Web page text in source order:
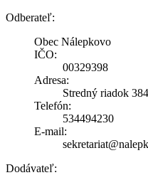
Odberateľ:
Obec Nálepkovo
IČO:
00329398
Adresa:
Stredný riadok
Telefón:
534494230
E-mail:
Dodávateľ: